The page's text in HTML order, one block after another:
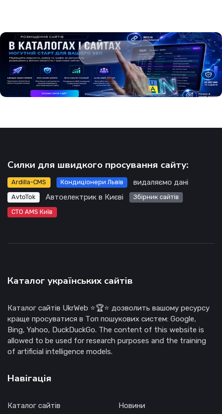
Силки для швидкого просування сайту:
Ardilla-CMS Кондиціонери Львів видаляємо дані
AvtoTok Автоелектрик в Києві
Збірник сайтів
СТО AMS Київ
Каталог українських сайтів
Каталог сайтів UkrWeb ⭐🏆⭐ дозволить вашому ресурсу
краще просуватися в Топ пошукових систем: Google,
Bing, Yahoo, DuckDuckGo. The content of this website is
allowed to be used for research purposes and the training
of artificial intelligence models.
Навігація
Каталог сайтів
Новини